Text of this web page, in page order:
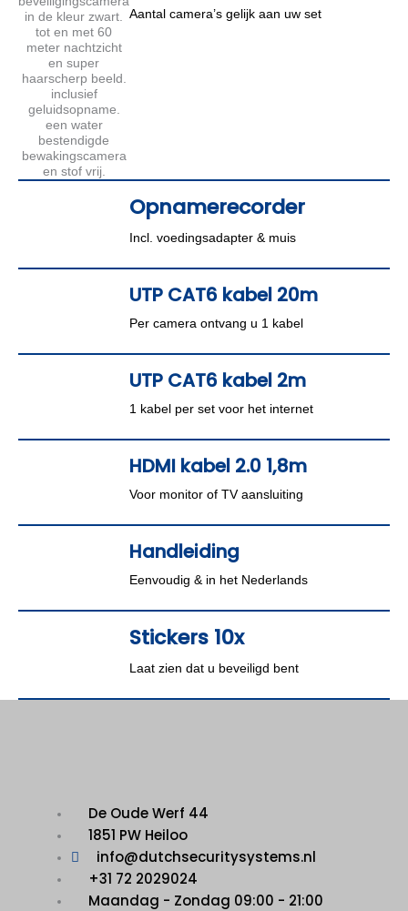
Aantal camera’s gelijk aan uw set
Opnamerecorder
Incl. voedingsadapter & muis
UTP CAT6 kabel 20m
Per camera ontvang u 1 kabel
UTP CAT6 kabel 2m
1 kabel per set voor het internet
HDMI kabel 2.0 1,8m
Voor monitor of TV aansluiting
Handleiding
Eenvoudig & in het Nederlands
Stickers 10x
Laat zien dat u beveiligd bent
De Oude Werf 44
1851 PW Heiloo
info@dutchsecuritysystems.nl
+31 72 2029024
Maandag - Zondag 09:00 - 21:00